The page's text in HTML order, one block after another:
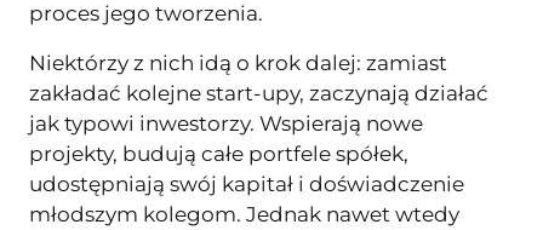
proces jego tworzenia.
Niektórzy z nich idą o krok dalej: zamiast
zakładać kolejne start-upy, zaczynają działać
jak typowi inwestorzy. Wspierają nowe
projekty, budują całe portfele spółek,
udostępniają swój kapitał i doświadczenie
młodszym kolegom. Jednak nawet wtedy